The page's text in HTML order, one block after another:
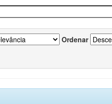
Ordenar